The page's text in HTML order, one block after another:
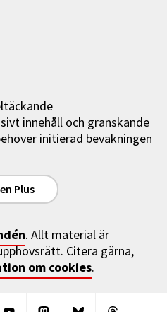
innehåll och granskande
initierad bevakningen
Plus
. Allt material är
Citera gärna,
om cookies.